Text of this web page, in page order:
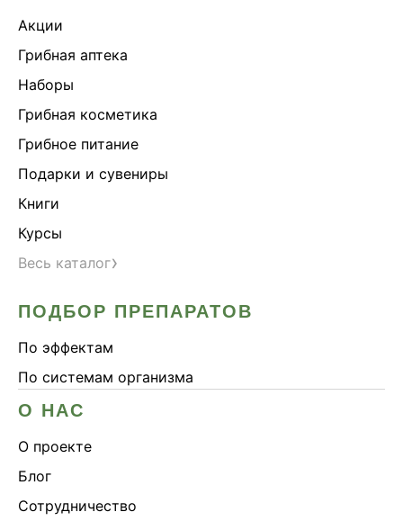
Акции
Грибная аптека
Наборы
Грибная косметика
Грибное питание
Подарки и сувениры
Книги
Курсы
Весь каталог›
ПОДБОР ПРЕПАРАТОВ
По эффектам
По системам организма
О НАС
О проекте
Блог
Сотрудничество